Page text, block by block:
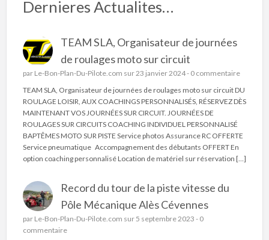
Dernieres Actualites…
TEAM SLA, Organisateur de journées
de roulages moto sur circuit
par Le-Bon-Plan-Du-Pilote.com sur 23 janvier 2024 - 0 commentaire
TEAM SLA, Organisateur de journées de roulages moto sur circuit DU
ROULAGE LOISIR, AUX COACHINGS PERSONNALISÉS, RÉSERVEZ DÈS
MAINTENANT VOS JOURNÉES SUR CIRCUIT. JOURNÉES DE
ROULAGES SUR CIRCUITS COACHING INDIVIDUEL PERSONNALISÉ
BAPTÊMES MOTO SUR PISTE Service photos Assurance RC OFFERTE
Service pneumatique Accompagnement des débutants OFFERT En
option coaching personnalisé Location de matériel sur réservation […]
Record du tour de la piste vitesse du
Pôle Mécanique Alès Cévennes
par Le-Bon-Plan-Du-Pilote.com sur 5 septembre 2023 - 0
commentaire